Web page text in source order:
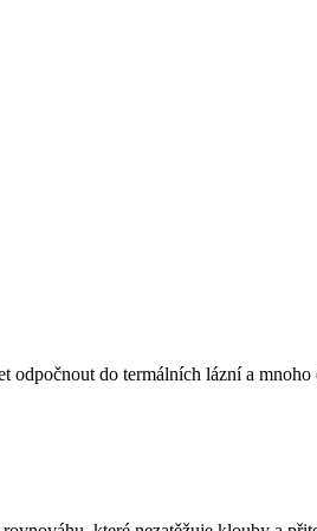
odpočnout do termálních lázní a mnoho